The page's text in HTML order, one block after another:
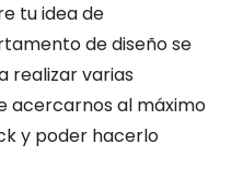
tu idea de
de diseño se
realizar varias
acercarnos al máximo
y poder hacerlo